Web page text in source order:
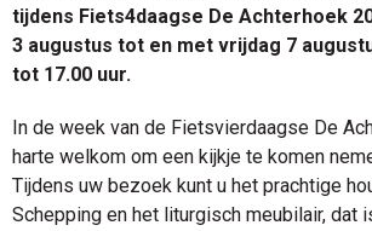
tijdens Fiets4daagse De Achterhoek
3 augustus tot en met vrijdag 7
tot 17.00 uur.
In de week van de Fietsvierdaagse De
harte welkom om een kijkje te komen
Tijdens uw bezoek kunt u het prachtige
Schepping en het liturgisch meubilair, dat